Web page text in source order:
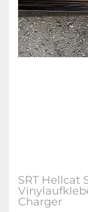
SRT Hellcat
Charger